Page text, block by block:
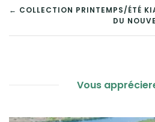
NAVIGATION
DE
← COLLECTION PRINTEMPS/ÉTÉ
DU
Vous